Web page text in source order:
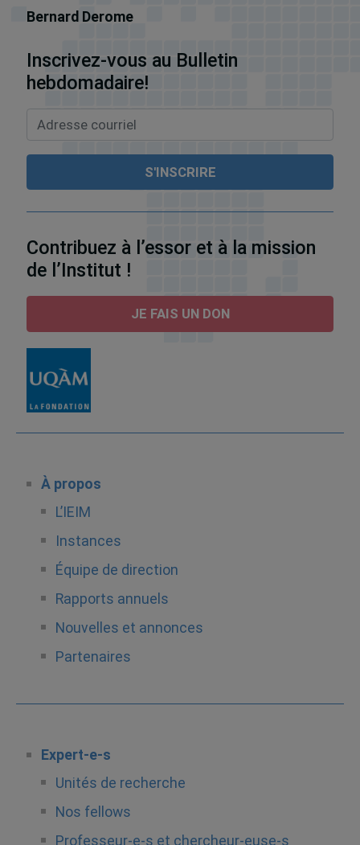
Bernard Derome
Inscrivez-vous au Bulletin
hebdomadaire!
Contribuez à l’essor et à la mission
de l’Institut !
JE FAIS UN DON
À propos
L’IEIM
Instances
Équipe de direction
Rapports annuels
Nouvelles et annonces
Partenaires
Expert-e-s
Unités de recherche
Nos fellows
Professeur-e-s et chercheur-euse-s